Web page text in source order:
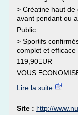
> Créatine haut de
avant pendant ou
Public
> Sportifs
complet et
119,90EUR
VOUS
Lire la suite
Site : http://